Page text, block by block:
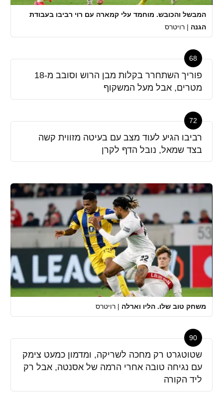
המבשל והכובש. מוחמד עלי קמארה עם רוי רביבו בעבודת
הגנה | רויטרס
68
פוריך השתחרר בקלות מבן הרוש וסובב מ-18
מטרים, אבל מעל המשקוף
72
רביבו הגיע לעוד מצב עם בעיטה מזווית קשה
בצד שמאל, נובל הדף לקרן
משחק טוב שלו. הליו וארלה | רויטרס
90
שטוטגרט רק מחכה לשריקה, ומדמון כמעט צימק
עם נגיחה טובה אחרי הרמה של אסנטה, אבל רק
ליד הקורה